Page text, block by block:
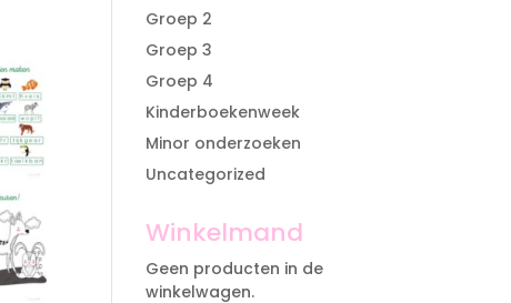
Groep 2
Groep 3
Groep 4
Kinderboekenweek
Minor onderzoeken
Uncategorized
Winkelmand
Geen producten in de
winkelwagen.